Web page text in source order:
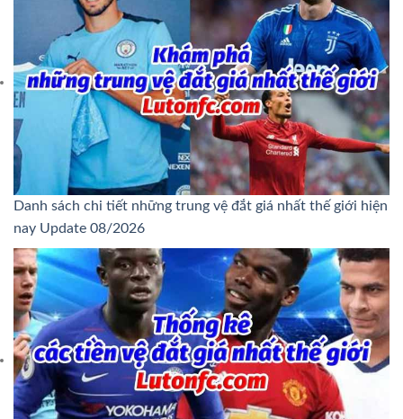
Danh sách chi tiết những trung vệ đắt giá nhất thế giới hiện
nay Update 08/2026